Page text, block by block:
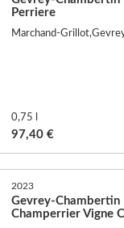
Perriere
Marchand-
0,75 l
97,40 €
2023
Gevrey-Chambertin
Champerrier Vigne